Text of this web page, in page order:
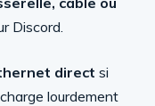
Discord.
direct si
lourdement